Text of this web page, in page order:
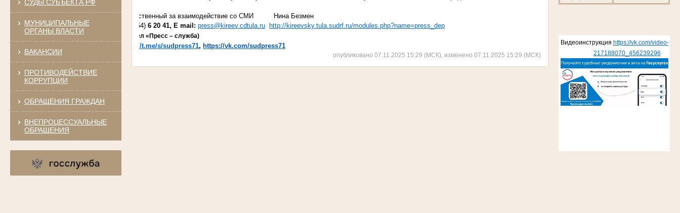
СУДЫ СУБЪЕКТА РФ
МУНИЦИПАЛЬНЫЕ
ОРГАНЫ ВЛАСТИ
ВАКАНСИИ
ПРОТИВОДЕЙСТВИЕ
КОРРУПЦИИ
ОБРАЩЕНИЯ ГРАЖДАН
ВНЕПРОЦЕССУАЛЬНЫЕ
ОБРАЩЕНИЯ
Видеоинструкция https://vk.com/video-
217188070_456239296
Ответственный за взаимодействие со СМИ Нина Безмен
( (48754)6 20 41, E mail: press@kireev.cdtula.ru http://kireevsky.tula.sudrf.ru/modules.php?name=press_dep
(Раздел «Пресс – служба)
https://t.me/s/sudpress71, https://vk.com/sudpress71
опубликовано 07.11.2025 15:29 (МСК), изменено 07.11.2025 15:29 (МСК)